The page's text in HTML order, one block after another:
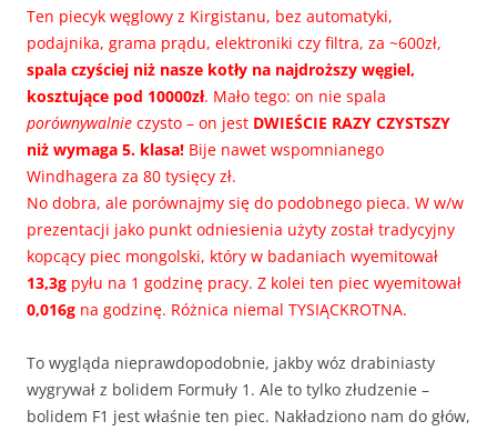
Ten piecyk węglowy z Kirgistanu, bez automatyki,
podajnika, grama prądu, elektroniki czy filtra, za ~600zł,
spala czyściej niż nasze kotły na najdroższy węgiel,
kosztujące pod 10000zł. Mało tego: on nie spala
porównywalnie czysto – on jest DWIEŚCIE RAZY CZYSTSZY
niż wymaga 5. klasa! Bije nawet wspomnianego
Windhagera za 80 tysięcy zł.
No dobra, ale porównajmy się do podobnego pieca. W w/w
prezentacji jako punkt odniesienia użyty został tradycyjny
kopcący piec mongolski, który w badaniach wyemitował
13,3g pyłu na 1 godzinę pracy. Z kolei ten piec wyemitował
0,016g na godzinę. Różnica niemal TYSIĄCKROTNA.
To wygląda nieprawdopodobnie, jakby wóz drabiniasty
wygrywał z bolidem Formuły 1. Ale to tylko złudzenie –
bolidem F1 jest właśnie ten piec. Nakładziono nam do głów,